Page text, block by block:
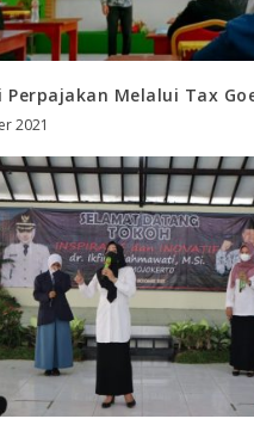
Perpajakan Melalui Tax
2021